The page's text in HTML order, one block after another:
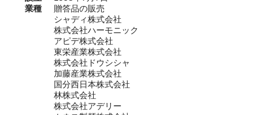
業種
贈答品の販売
シャディ株式会社
株式会社ハーモニック
アピデ株式会社
東栄産業株式会社
株式会社ドウシシャ
加藤産業株式会社
国分西日本株式会社
林株式会社
株式会社アデリー